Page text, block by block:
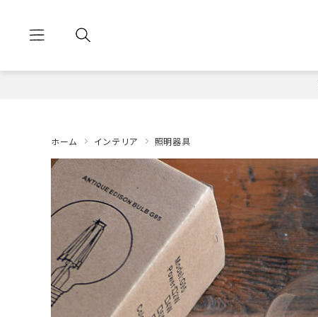
ホーム インテリア 照明器具